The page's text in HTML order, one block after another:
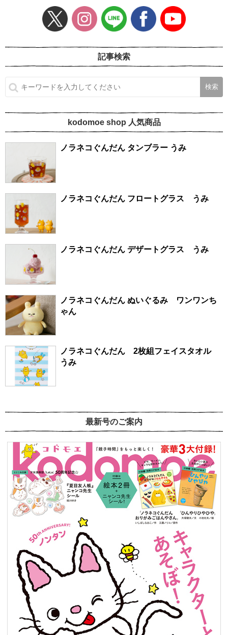
記事検索
kodomoe shop 人気商品
ノラネコぐんだん タンブラー うみ
ノラネコぐんだん フロートグラス うみ
ノラネコぐんだん デザートグラス うみ
ノラネコぐんだん ぬいぐるみ ワンワンち
ゃん
ノラネコぐんだん 2枚組フェイスタオル
うみ
最新号のご案内